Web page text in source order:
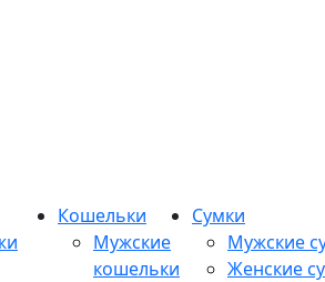
Кошельки
Мужские
кошельки
Сумки
Мужские
Женские